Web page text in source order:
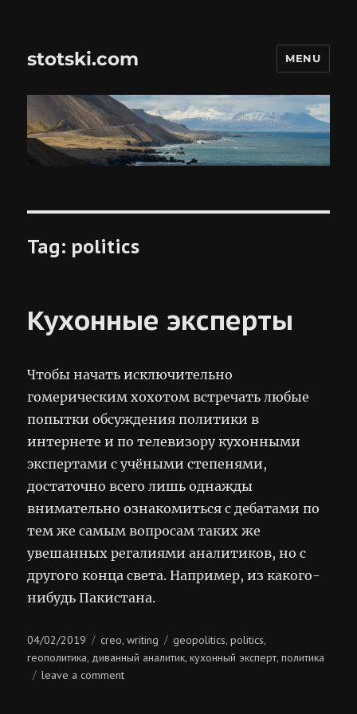
stotski.com MENU
Tag: politics
Кухонные эксперты
Чтобы начать исключительно
гомерическим хохотом встречать любые
попытки обсуждения политики в
интернете и по телевизору кухонными
экспертами с учёными степенями,
достаточно всего лишь однажды
внимательно ознакомиться с дебатами по
тем же самым вопросам таких же
увешанных регалиями аналитиков, но с
другого конца света. Например, из какого-
нибудь Пакистана.
Posted
on
04/02/2019 Categories
creo,writing Tags
geopolitics,politics,
геополитика, диванный аналитик,кухонный эксперт,политика
leave a commenton